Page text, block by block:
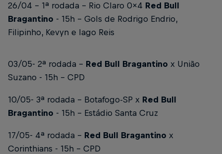
26/04 - 1ª rodada - Rio Claro 0x4 Red Bull
Bragantino - 15h - Gols de Rodrigo Endrio,
Filipinho, Kevyn e Iago Reis
03/05- 2ª rodada - Red Bull Bragantino x União
Suzano - 15h - CPD
10/05- 3ª rodada - Botafogo-SP x Red Bull
Bragantino - 15h - Estádio Santa Cruz
17/05- 4ª rodada - Red Bull Bragantino x
Corinthians - 15h - CPD